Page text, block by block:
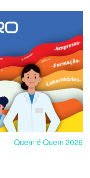
Quem é Quem 2026